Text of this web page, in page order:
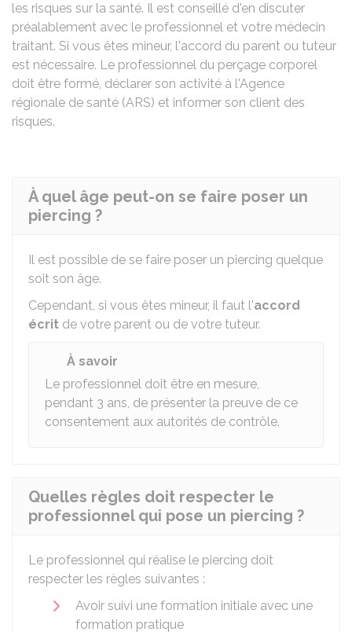
les risques sur la santé. Il est conseillé d'en discuter
préalablement avec le professionnel et votre médecin
traitant. Si vous êtes mineur, l'accord du parent ou tuteur
est nécessaire. Le professionnel du perçage corporel
doit être formé, déclarer son activité à l'Agence
régionale de santé (ARS) et informer son client des
risques.
À quel âge peut-on se faire poser un
piercing ?
Il est possible de se faire poser un piercing quelque
soit son âge.
Cependant, si vous êtes mineur, il faut l'accord
écrit de votre parent ou de votre tuteur.
À savoir
Le professionnel doit être en mesure,
pendant 3 ans, de présenter la preuve de ce
consentement aux autorités de contrôle.
Quelles règles doit respecter le
professionnel qui pose un piercing ?
Le professionnel qui réalise le piercing doit
respecter les règles suivantes :
Avoir suivi une formation initiale avec une
formation pratique